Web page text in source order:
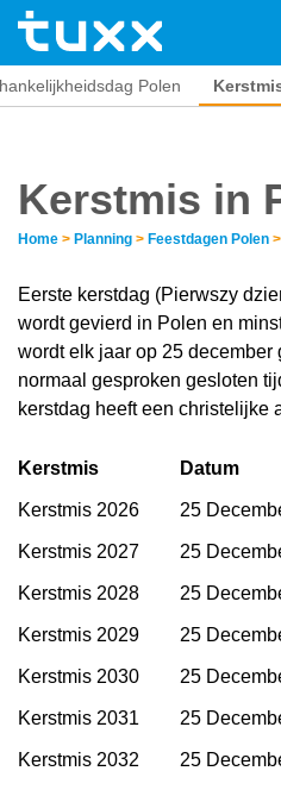
Polen
Kerstmis in
Home > Planning > Feestdagen Polen >
Eerste kerstdag (Pierwszy
wordt gevierd in Polen en
wordt elk jaar op 25 december
normaal gesproken gesloten
kerstdag heeft een christelijke
Kerstmis Datum
Kerstmis 2026 25
Kerstmis 2027 25
Kerstmis 2028 25
Kerstmis 2029 25
Kerstmis 2030 25
Kerstmis 2031 25
Kerstmis 2032 25